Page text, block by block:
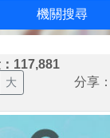
機關搜尋
117,881
大 分享：